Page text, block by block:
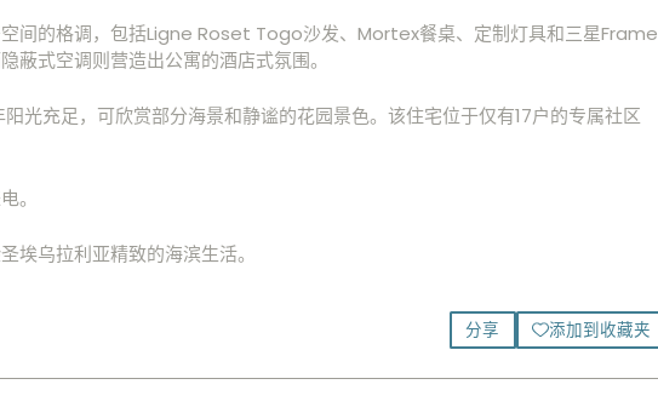
间的格调，包括Ligne Roset Togo沙发、Mortex餐桌、定制灯具和三星Frame
蔽式空调则营造出公寓的酒店式氛围。
光充足，可欣赏部分海景和静谧的花园景色。该住宅位于仅有17户的专属社区
。
埃乌拉利亚精致的海滨生活。
分享 添加到收藏夹